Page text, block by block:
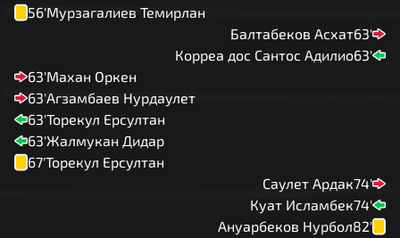
56'Мурзагалиев Темирлан
63'
Балтабеков Асхат
63'
Корреа дос Сантос Адилио
63'Махан Оркен
63'Агзамбаев Нурдаулет
63'Торекул Ерсултан
63'Жалмукан Дидар
67'Торекул Ерсултан
74'
Саулет Ардак
74'
Куат Исламбек
82'
Ануарбеков Нурбол